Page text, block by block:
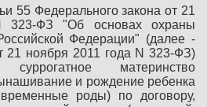
55 Федерального закона от 21
323-ФЗ "Об основах охраны
Федерации" (далее -
21 ноября 2011 года N 323-ФЗ)
материнство
и рождение ребенка
роды) по договору,